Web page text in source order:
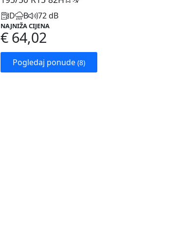
D B 72 dB
NAJNIŽA CIJENA
€ 64,02
Pogledaj ponude (8)